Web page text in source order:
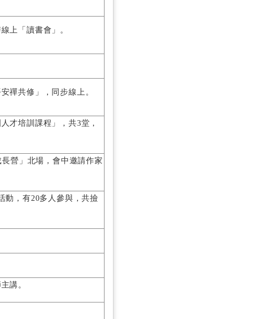
上「讀書會」。
禪共修」，同步線上。
才培訓課程」，共3堂，
營」北場，會中邀請作家
動，有20多人參與，共撿
講。